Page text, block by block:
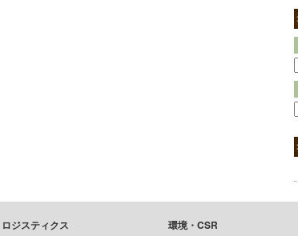
ロジスティクス 環境・CSR